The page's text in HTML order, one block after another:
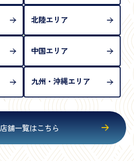
北陸エリア
中国エリア
九州・沖縄エリア
店舗一覧はこちら